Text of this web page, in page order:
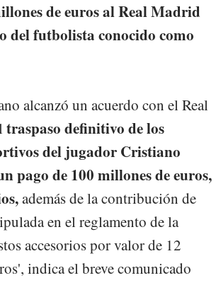
de euros al Real Madrid
del futbolista conocido como
alcanzó un acuerdo con el Real
traspaso definitivo de los
del jugador Cristiano
pago de 100 millones de euros,
además de la contribución de
en el reglamento de la
accesorios por valor de 12
indica el breve comunicado